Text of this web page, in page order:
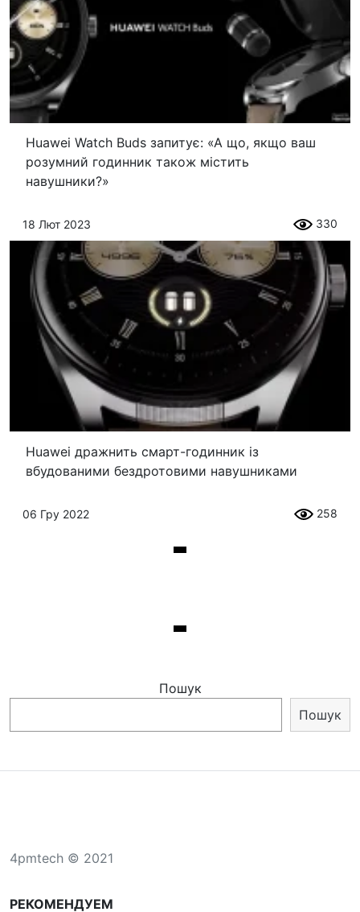
Huawei Watch Buds запитує: «А що, якщо ваш
розумний годинник також містить
навушники?»
18 Лют 2023 330
Huawei дражнить смарт-годинник із
вбудованими бездротовими навушниками
06 Гру 2022 258
Пошук
Пошук
4pmtech © 2021
РЕКОМЕНДУЕМ